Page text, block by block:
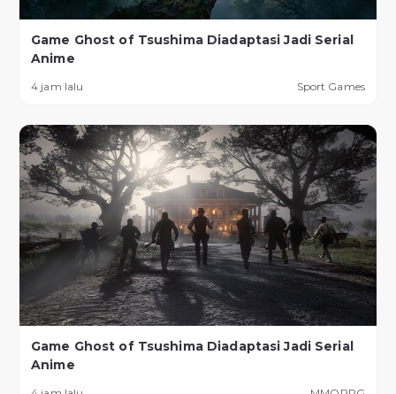
Game Ghost of Tsushima Diadaptasi Jadi Serial
Anime
4 jam lalu Sport Games
Game Ghost of Tsushima Diadaptasi Jadi Serial
Anime